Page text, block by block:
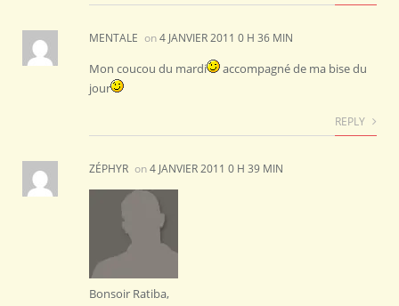
MENTALE on4 JANVIER 2011 0 H 36 MIN
Mon coucou du mardi
accompagné de ma bise du
jour
REPLY
ZÉPHYR on4 JANVIER 2011 0 H 39 MIN
Bonsoir Ratiba,